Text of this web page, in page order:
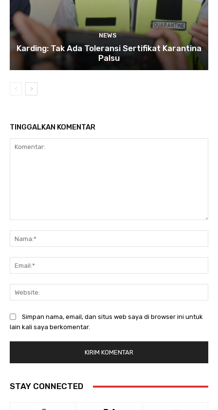
NEWS
Karding: Tak Ada Toleransi Sertifikat Karantina
Palsu
TINGGALKAN KOMENTAR
Simpan nama, email, dan situs web saya di browser ini untuk
lain kali saya berkomentar.
STAY CONNECTED